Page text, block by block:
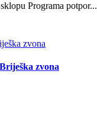
Programa potpor...
zvona